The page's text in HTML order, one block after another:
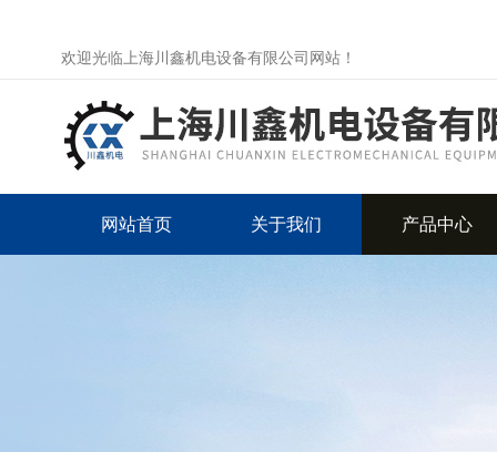
欢迎光临上海川鑫机电设备有限公司网站！
网站首页 关于我们 产品中心